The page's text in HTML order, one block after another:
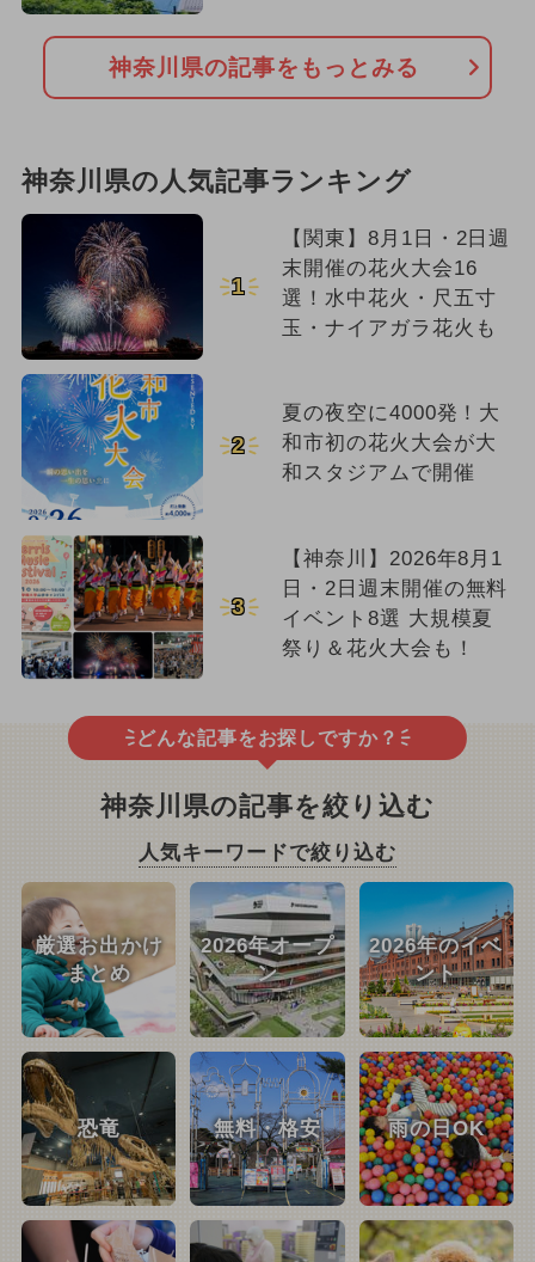
神奈川県の記事をもっとみる
神奈川県の人気記事ランキング
1
【関東】8月1日・2日週
末開催の花火大会16
選！水中花火・尺五寸
玉・ナイアガラ花火も
2
夏の夜空に4000発！大
和市初の花火大会が大
和スタジアムで開催
3
【神奈川】2026年8月1
日・2日週末開催の無料
イベント8選 大規模夏
祭り＆花火大会も！
どんな記事をお探しですか？
神奈川県の記事を絞り込む
人気キーワードで絞り込む
厳選お出かけ
まとめ
2026年オープ
ン
2026年のイベ
ント
恐竜 無料・格安 雨の日OK